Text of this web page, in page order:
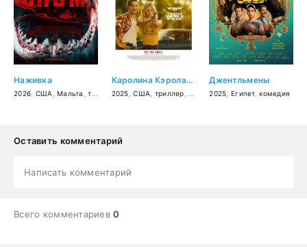
Наживка
2026 США ,Мальта ,триллер
Каролина Кэролайн
2025 ,США триллер драма,мелодрама ,криминал
Джентльмены
2025 Египет,комедия
Оставить комментарий
Написать комментарий
Всего комментариев0